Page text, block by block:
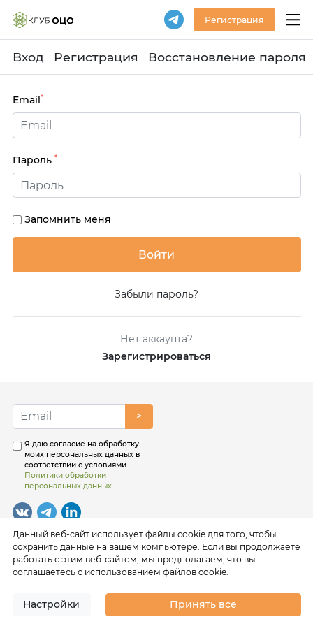
Регистрация
Вход Регистрация Восстановление пароля
Email*
Пароль *
Запомнить меня
Забыли пароль?
Нет аккаунта?
Зарегистрироваться
>
Я даю согласие на обработку
моих персональных данных в
соответствии с условиями
Политики обработки
персональных данных
Данный веб-сайт использует файлы cookie для того, чтобы
сохранить данные на вашем компьютере. Если вы продолжаете
работать с этим веб-сайтом, мы предполагаем, что вы
соглашаетесь с использованием файлов cookie.
Настройки Принять все